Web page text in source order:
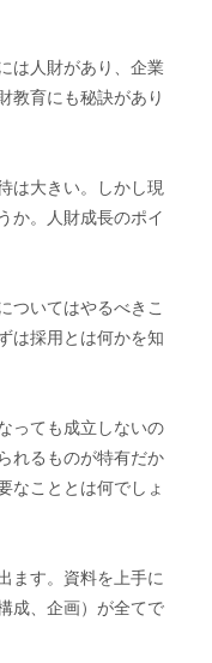
は人財があり、企業
教育にも秘訣があり
は大きい。しかし現
か。人財成長のポイ
ついてはやるべきこ
は採用とは何かを知
っても成立しないの
れるものが特有だか
なこととは何でしょ
ます。資料を上手に
成、企画）が全てで